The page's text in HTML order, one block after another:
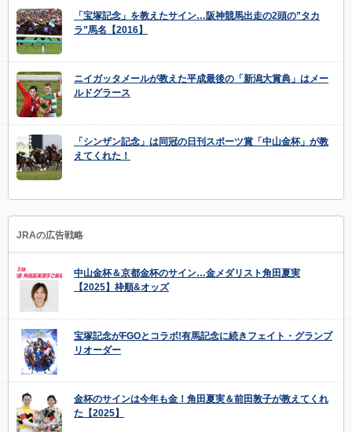
「宝塚記念」を教えたサイン…阪神競馬出走の2頭の”タカ
ラ”馬名【2016】
ニイガッタメールが教えた平成最後の「新潟大賞典」はメー
ルドグラース
「シンザン記念」は同冠の日刊スポーツ賞「中山金杯」が教
えてくれた！
JRAの広告戦略
中山金杯＆京都金杯のサイン…金メダリスト角田夏実
【2025】枠順&オッズ
宝塚記念がFGOとコラボ!有馬記念に続きフェイト・グランプ
リオーダー
金杯のサインは今年も金！角田夏実＆前田敦子が教えてくれ
た【2025】